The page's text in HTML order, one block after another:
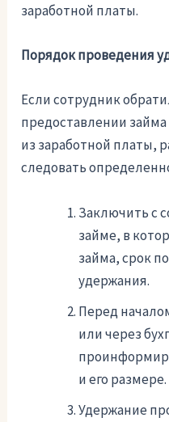
заработной платы.
Порядок проведения
Если сотрудник
предоставлении
из заработной платы,
следовать
Заключить с
займе, в
займа, срок
удержания.
Перед
или через
и его размере.
Удержание